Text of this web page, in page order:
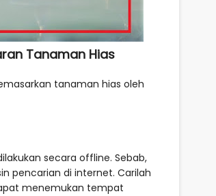
Tanaman Hias
tanaman hias oleh
secara offline. Sebab,
pencarian di internet. Carilah
menemukan tempat